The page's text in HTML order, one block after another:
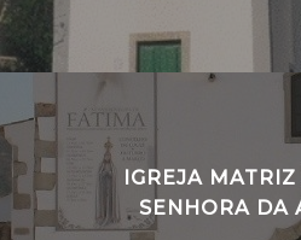
IGREJA
SENHORA DA